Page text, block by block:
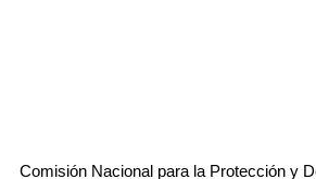
Comisión Nacional para la Protección y